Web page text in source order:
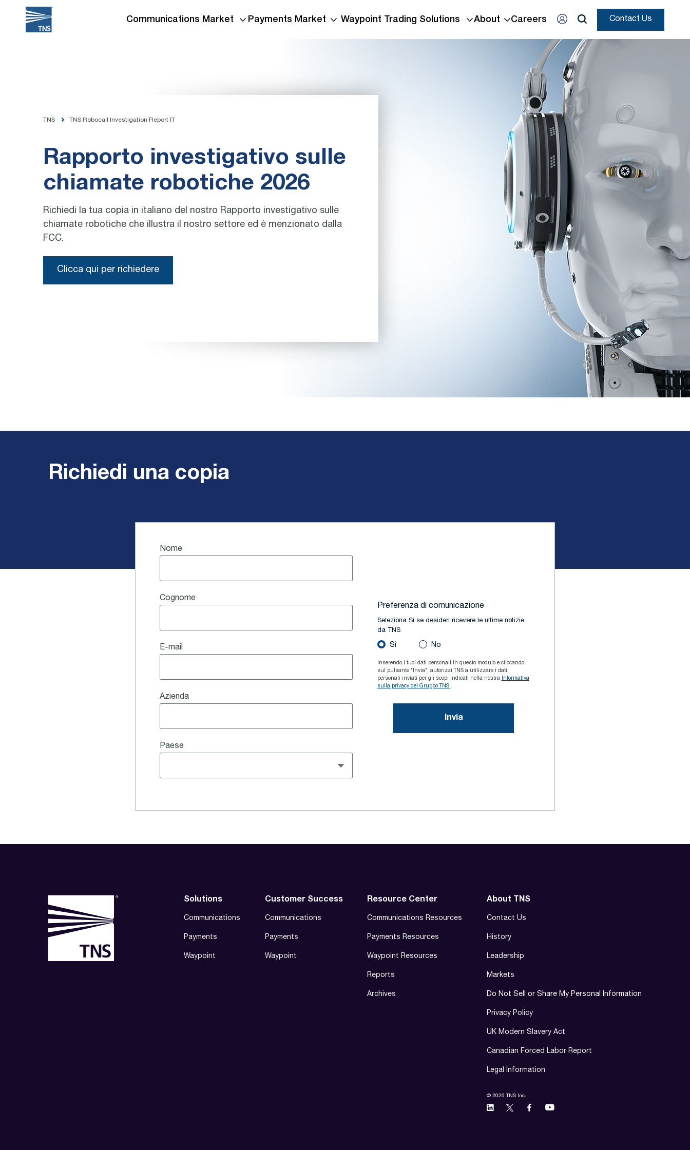
Communications Market Payments Market Waypoint Trading Solutions About Careers Contact Us
TNS TNS Robocall Investigation Report IT
Rapporto investigativo sulle
chiamate robotiche 2026
Richiedi la tua copia in italiano del nostro Rapporto investigativo sulle
chiamate robotiche che illustra il nostro settore ed è menzionato dalla
FCC.
Clicca qui per richiedere
Richiedi una copia
Nome
Cognome
E-mail
Azienda
Paese
Preferenza di comunicazione
Seleziona Sì se desideri ricevere le ultime notizie
da TNS
Sì No
Inserendo i tuoi dati personali in questo modulo e cliccando
sul pulsante "Invia", autorizzi TNS a utilizzare i dati
personali inviati per gli scopi indicati nella nostra
Informativa
sulla privacy del Gruppo TNS.
Solutions
Communications
Payments
Waypoint
Customer Success
Communications
Payments
Waypoint
Resource Center
Communications Resources
Payments Resources
Waypoint Resources
Reports
Archives
About TNS
Contact Us
History
Leadership
Markets
Do Not Sell or Share My Personal Information
Privacy Policy
UK Modern Slavery Act
Canadian Forced Labor Report
Legal Information
© 2026 TNS Inc.